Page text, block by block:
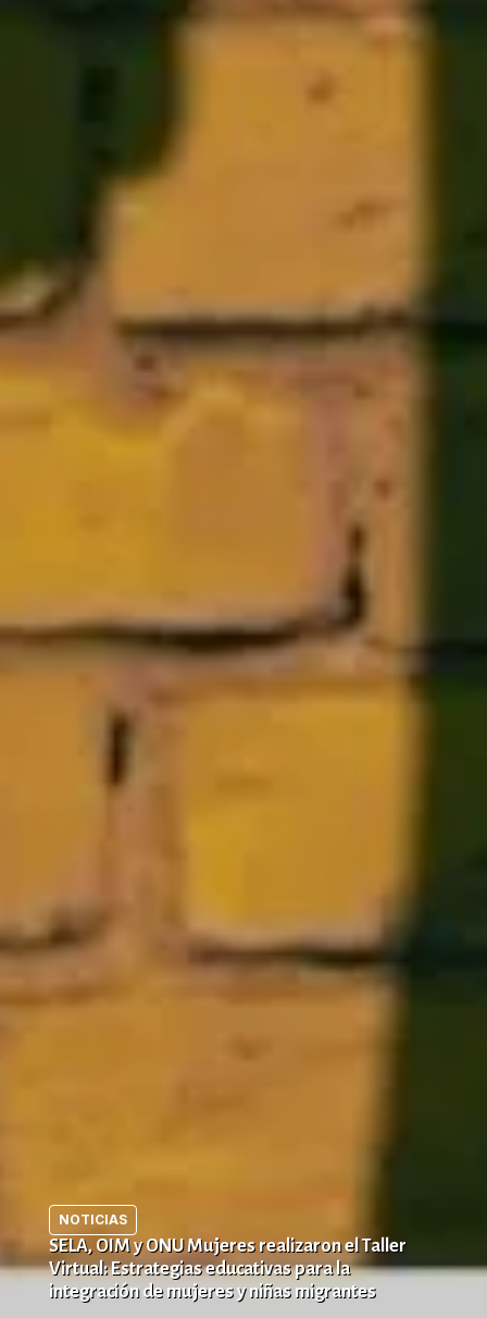
NOTICIAS
SELA, OIM y ONU Mujeres realizaron el Taller
Virtual: Estrategias educativas para la
integración de mujeres y niñas migrantes